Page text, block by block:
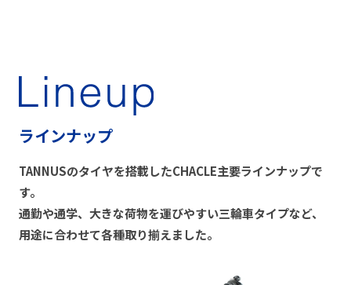
ラインナップ
TANNUSのタイヤを搭載したCHACLE主要ラインナップで
す。
通勤や通学、大きな荷物を運びやすい三輪車タイプなど、
用途に合わせて各種取り揃えました。